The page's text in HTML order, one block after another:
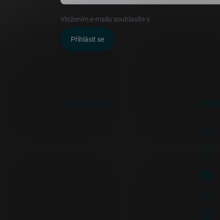
Vložením e-mailu souhlasíte s
Přihlásit se